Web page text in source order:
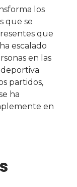
los
que se
que
escalado
en las
deportiva
partidos,
ha
en